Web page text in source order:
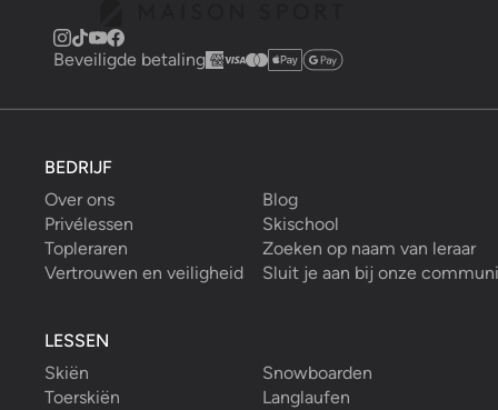
Beveiligde betaling
BEDRIJF
Over ons
Blog
Privélessen
Skischool
Topleraren
Zoeken op naam van leraar
Vertrouwen en veiligheid
Sluit je aan bij onze
LESSEN
Skiën
Snowboarden
Toerskiën
Langlaufen